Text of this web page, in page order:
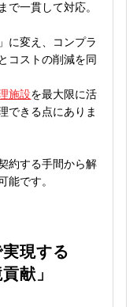
で一貫して対応。
に変え、コンプラ
コストの削減を同
施設を最大限に活
できる点にありま
約する手間から解
能です。
現する
献」